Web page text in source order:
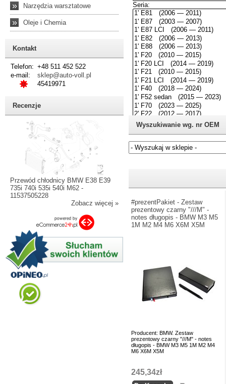
» Narzędzia warsztatowe
» Oleje i Chemia
Kontakt
Telefon: +48 511 452 522
e-mail:
sklep@auto-voll.pl
45419971
Recenzje
Przewód chłodnicy BMW E38 E39
735i 740i 535i 540i M62 -
11537505228
Zobacz więcej »
Wyszukiwanie wg. nr OEM
#prezentPakiet - Zestaw
prezentowy czarny "///M" -
notes długopis - BMW M3 M5
1M M2 M4 M6 X6M X5M
Producent: BMW. Zestaw
prezentowy czarny "///M" - notes
długopis - BMW M3 M5 1M M2 M4
M6 X6M X5M
245,34zł